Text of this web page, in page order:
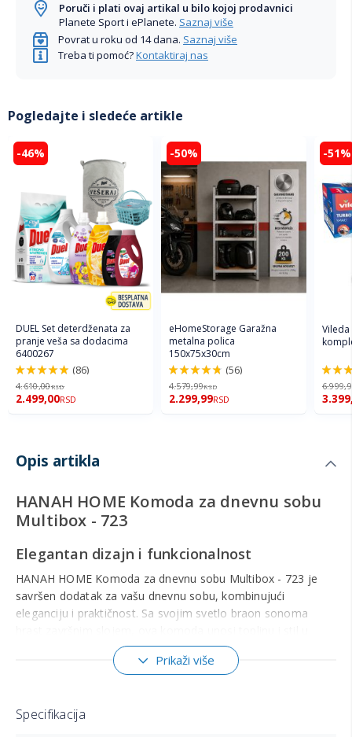
Poruči i plati ovaj artikal u bilo kojoj prodavnici
Planete Sport i ePlanete. Saznaj više
Povrat u roku od 14 dana. Saznaj više
Treba ti pomoć?Kontaktiraj nas
Pogledajte i sledeće artikle
-46%
DUEL Set deterdženata za
pranje veša sa dodacima
6400267
98%
(86)
4.610,00RSD
2.499,00RSD
-50%
eHomeStorage Garažna
metalna polica
150x75x30cm
96%
(56)
4.579,99RSD
2.299,99RSD
-51%
92%
Opis artikla
HANAH HOME Komoda za dnevnu sobu
Multibox - 723
Elegantan dizajn i funkcionalnost
HANAH HOME Komoda za dnevnu sobu Multibox - 723 je
savršen dodatak za vašu dnevnu sobu, kombinujući
eleganciju i praktičnost. Sa svojim svetlo braon sonoma
Materijali vrhunskog kvaliteta
mm, koji je UV premazan za dodatnu izdržljivost i otpornost
Prikaži više
Specifikacija